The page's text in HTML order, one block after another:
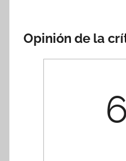
Opinión de la